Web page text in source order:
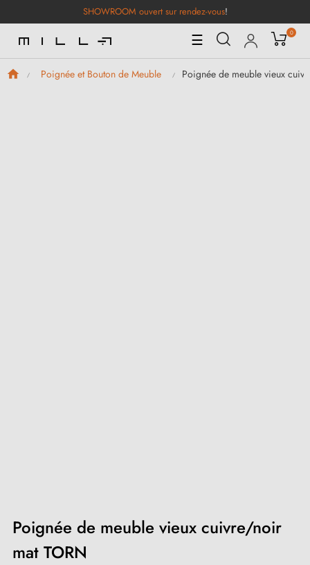
SHOWROOM ouvert sur rendez-vous!
Basculer
la
navigation
☰ 0
Poignée et Bouton de Meuble Poignée de meuble vieux
Poignée de meuble vieux cuivre/noir
mat TORN